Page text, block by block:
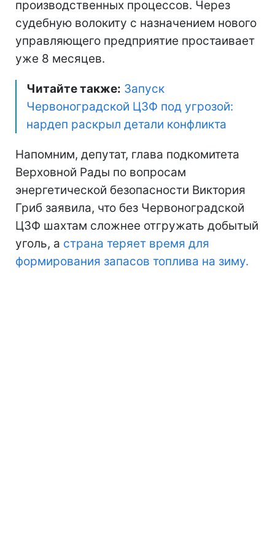
производственных процессов. Через
судебную волокиту с назначением нового
управляющего предприятие простаивает
уже 8 месяцев.
Читайте также: Запуск
Червоноградской ЦЗФ под угрозой:
нардеп раскрыл детали конфликта
Напомним, депутат, глава подкомитета
Верховной Рады по вопросам
энергетической безопасности Виктория
Гриб заявила, что без Червоноградской
ЦЗФ шахтам сложнее отгружать добытый
уголь, а страна теряет время для
формирования запасов топлива на зиму.